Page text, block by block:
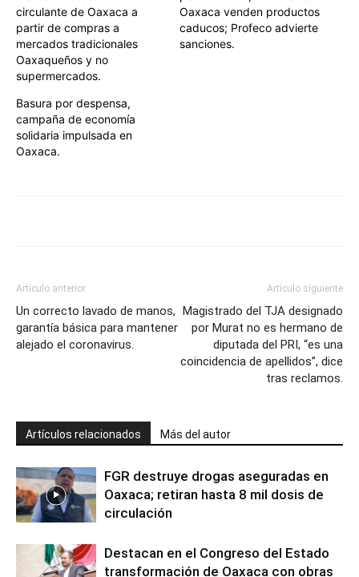
circulante de Oaxaca a
partir de compras a
mercados tradicionales
Oaxaqueños y no
supermercados.
Oaxaca venden productos
caducos; Profeco advierte
sanciones.
Basura por despensa,
campaña de economía
solidaria impulsada en
Oaxaca.
Artículo anterior
Un correcto lavado de manos,
garantía básica para mantener
alejado el coronavirus.
Artículo siguiente
Magistrado del TJA designado
por Murat no es hermano de
diputada del PRI, “es una
coincidencia de apellidos”, dice
tras reclamos.
Artículos relacionados Más del autor
FGR destruye drogas aseguradas en
Oaxaca; retiran hasta 8 mil dosis de
circulación
Destacan en el Congreso del Estado
transformación de Oaxaca con obras